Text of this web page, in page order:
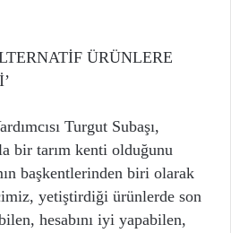
ÜRÜNLERE
Turgut Subaşı,
bir tarım kenti olduğunu
başkentlerinden biri olarak
yetiştirdiği ürünlerde son
hesabını iyi yapabilen,